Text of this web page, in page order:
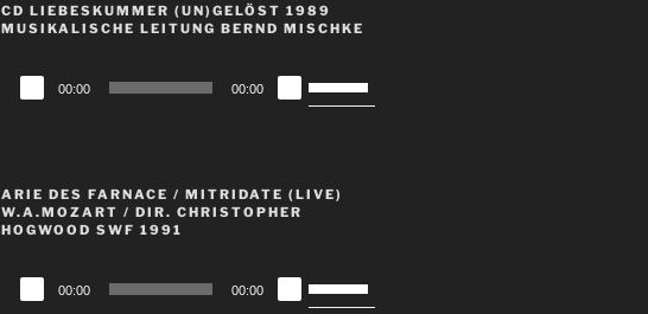
CD LIEBESKUMMER (UN)GELÖST 1989
MUSIKALISCHE LEITUNG BERND MISCHKE
Audio-
Player
00:00 00:00
Hoch/Runter
Lautstärke
ARIE DES FARNACE / MITRIDATE (LIVE)
W.A.MOZART / DIR. CHRISTOPHER
HOGWOOD SWF 1991
Audio-
Player
00:00 00:00
Hoch/Runter